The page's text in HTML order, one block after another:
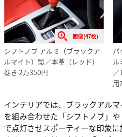
画像(47枚)
シフトノブ アルミ（ブラックア
ルマイト）製／本革（レッド）
巻き 2万350円
パ
用
インテリアでは、ブラックアル
を組み合わせた「シフトノブ」
で点灯させスポーティーな印象